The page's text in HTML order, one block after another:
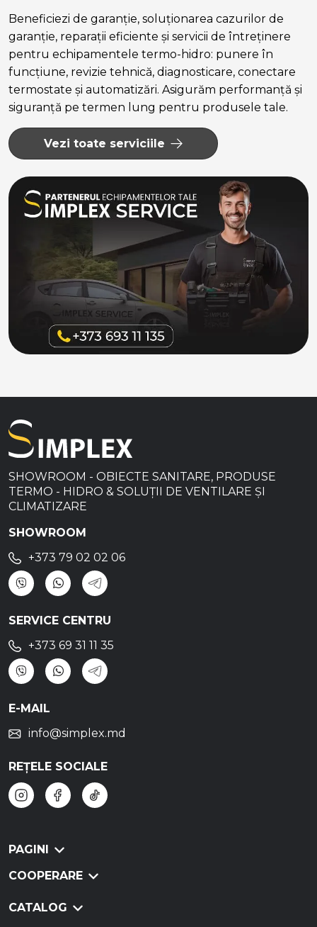
Beneficiezi de garanție, soluționarea cazurilor de
garanție, reparații eficiente și servicii de întreținere
pentru echipamentele termo-hidro: punere în
funcțiune, revizie tehnică, diagnosticare, conectare
termostate și automatizări. Asigurăm performanță și
siguranță pe termen lung pentru produsele tale.
Vezi toate serviciile
SHOWROOM - OBIECTE SANITARE, PRODUSE
TERMO - HIDRO & SOLUȚII DE VENTILARE ȘI
CLIMATIZARE
SHOWROOM
+373 79 02 02 06
SERVICE CENTRU
+373 69 31 11 35
E-MAIL
info@simplex.md
REȚELE SOCIALE
PAGINI
COOPERARE
CATALOG